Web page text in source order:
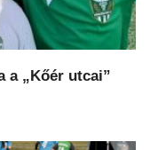
a „Kőér utcai”